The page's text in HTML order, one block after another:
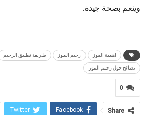
وينعم بصحة جيدة.
اهمية الموز رجيم الموز طريقة تطبيق الرجيم
نصائح حول رجيم الموز
0
Share
Facebook
Twitter